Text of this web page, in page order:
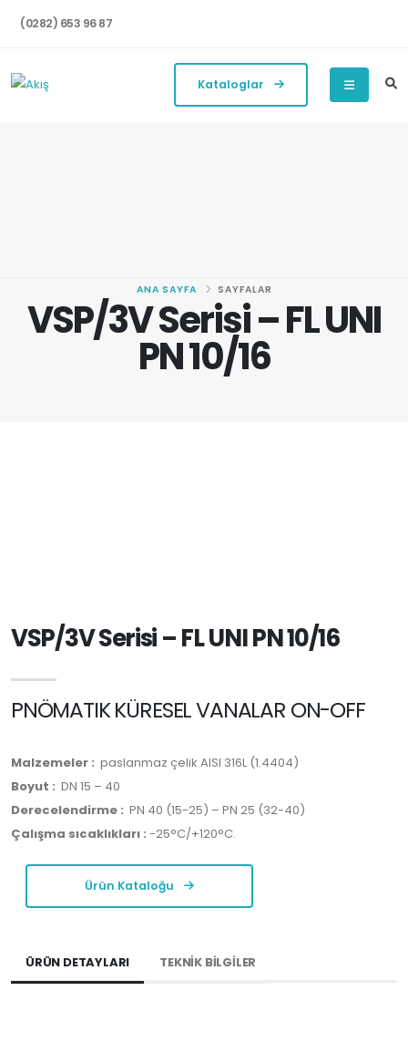
(0282) 653 96 87
Kataloglar
VSP/3V Serisi – FL UNI
PN 10/16
ANA SAYFA SAYFALAR
VSP/3V Serisi – FL UNI PN 10/16
PNÖMATIK KÜRESEL VANALAR ON-OFF
Malzemeler : paslanmaz çelik AISI 316L (1.4404)
Boyut : DN 15 – 40
Derecelendirme : PN 40 (15-25) – PN 25 (32-40)
Çalışma sıcaklıkları : -25°C/+120°C.
Ürün Kataloğu
ÜRÜN DETAYLARI TEKNİK BİLGİLER